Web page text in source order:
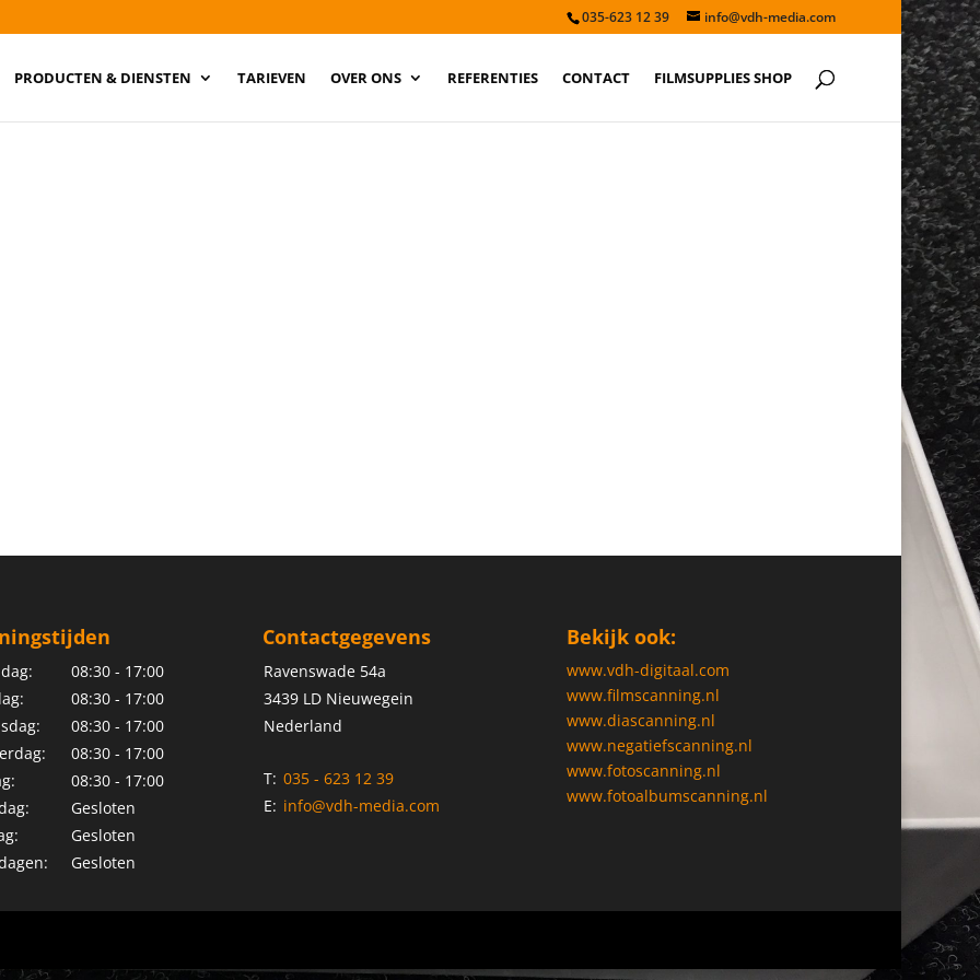
035-623 12 39 info@vdh-media.com
PRODUCTEN & DIENSTEN TARIEVEN OVER ONS REFERENTIES CONTACT FILMSUPPLIES SHOP
08:30 - 17:00
08:30 - 17:00
08:30 - 17:00
08:30 - 17:00
08:30 - 17:00
Gesloten
Gesloten
Gesloten
Contactgegevens
Ravenswade 54a
3439 LD Nieuwegein
Nederland
T: 035 - 623 12 39
E: info@vdh-media.com
Bekijk ook:
www.vdh-digitaal.com
www.filmscanning.nl
www.diascanning.nl
www.negatiefscanning.nl
www.fotoscanning.nl
www.fotoalbumscanning.nl